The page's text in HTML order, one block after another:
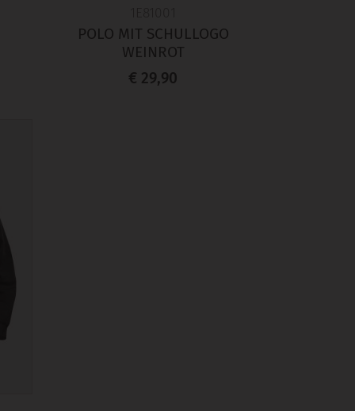
POLO MIT SCHULLOGO
WEINROT
€ 29,90